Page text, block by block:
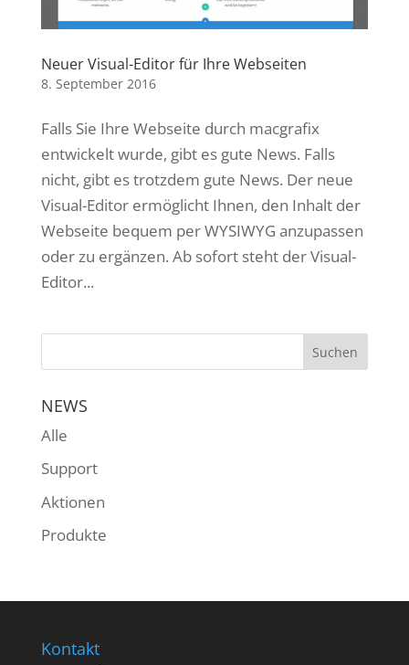
Neuer Visual-Editor für Ihre Webseiten
8. September 2016
Falls Sie Ihre Webseite durch macgrafix
entwickelt wurde, gibt es gute News. Falls
nicht, gibt es trotzdem gute News. Der neue
Visual-Editor ermöglicht Ihnen, den Inhalt der
Webseite bequem per WYSIWYG anzupassen
oder zu ergänzen. Ab sofort steht der Visual-
Editor...
NEWS
Alle
Support
Aktionen
Produkte
Kontakt